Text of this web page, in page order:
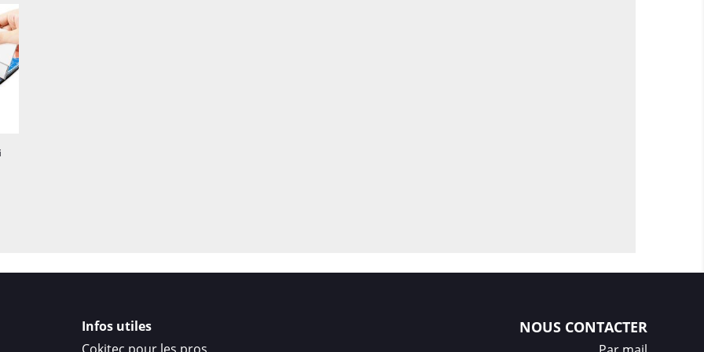
Anti-éclats: en cas d’impact, le film retient les fragments éventuels
: glisse fluide, sans effet caoutchouc.
Infos utiles
NOUS CONTACTER